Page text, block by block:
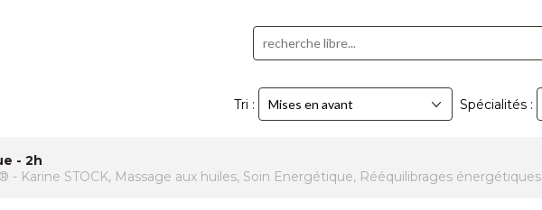
Tri : Spécialités :
- 2h
- Karine STOCK, Massage aux huiles, Soin Energétique, Rééquilibrages énergétiques